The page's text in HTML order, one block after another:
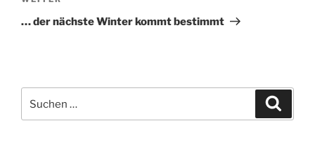
Beitrag
… der nächste Winter kommt bestimmt
nach: